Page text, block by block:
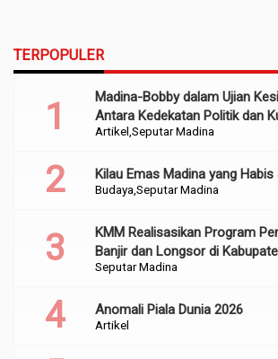
TERPOPULER
Artikel Seputar Madina
Madina-Bobby dalam Ujian
Antara Kedekatan Politik dan
Perencanaan
Budaya Seputar Madina
Kilau Emas Madina yang
Seputar Madina
KMM Realisasikan Program
Banjir dan Longsor di
Artikel
Anomali Piala Dunia 2026